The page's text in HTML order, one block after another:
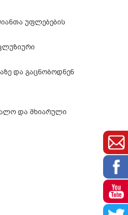
უფლებების
და გაცნობოდნენ
და მხიარული